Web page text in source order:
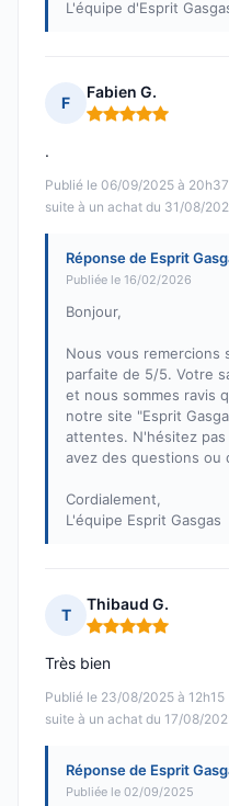
L'équipe d'Esprit
F
Fabien G.
Note : 5 sur 5
Publié le 06/09/2025 à 20h37
suite à un achat du 31/08/
.
Réponse de Esprit
Publiée le 16/02/2026
Bonjour,
Nous vous remercions
parfaite de 5/5. Votre
et nous sommes ravis
notre site "Esprit
attentes. N'hésitez
avez des questions ou
Cordialement,
L'équipe Esprit Gasgas
T
Thibaud G.
Note : 5 sur 5
Publié le 23/08/2025 à 12h15
suite à un achat du 17/08/
Très bien
Réponse de Esprit
Publiée le 02/09/2025